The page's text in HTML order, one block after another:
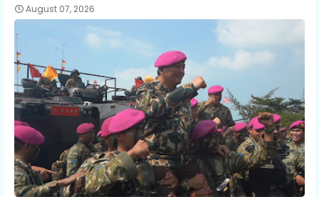
August 07, 2026